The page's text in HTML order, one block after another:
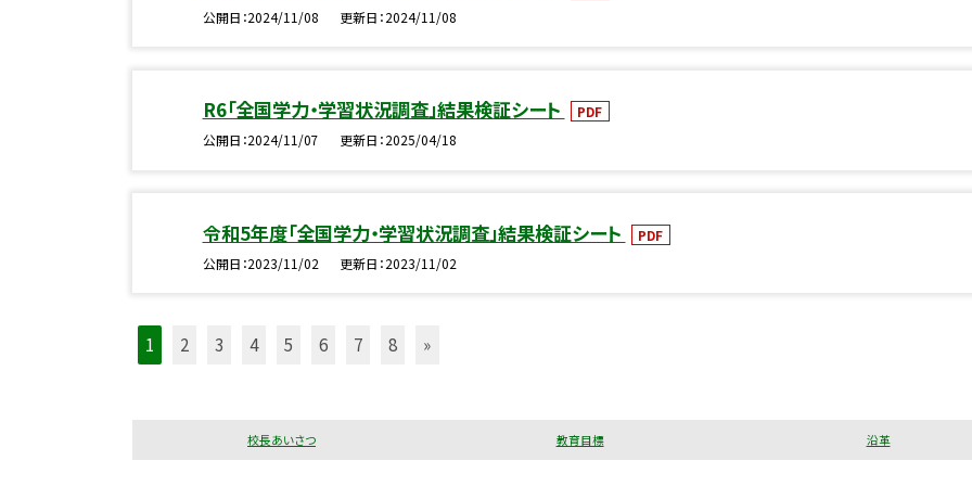
公開日 2024/11/08 更新日 2024/11/08
R6「全国学力・学習状況調査」結果検証シート
PDF
公開日 2024/11/07 更新日 2025/04/18
令和5年度「全国学力・学習状況調査」結果検証シート
PDF
公開日 2023/11/02 更新日 2023/11/02
1 2 3 4 5 6 7 8 »
校長あいさつ 教育目標 沿革